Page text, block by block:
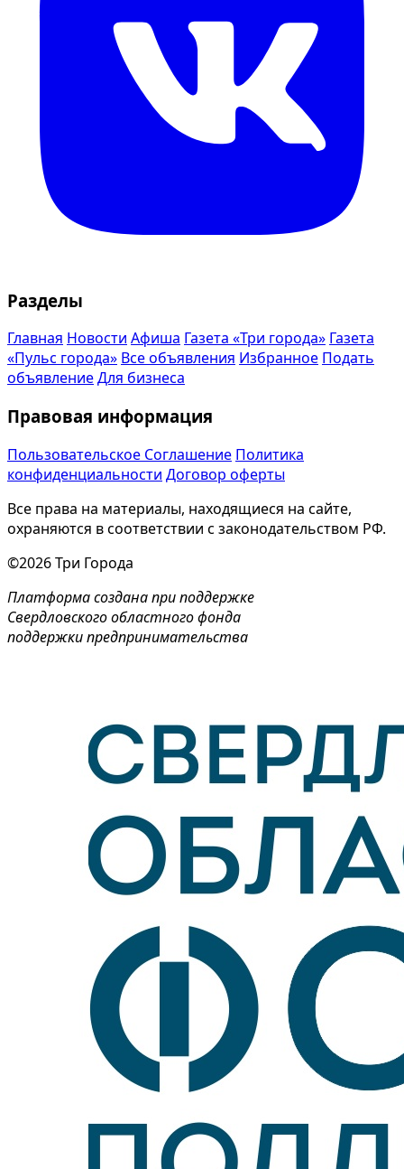
Разделы
Главная Новости Афиша Газета «Три города» Газета
«Пульс города» Все объявления Избранное Подать
объявлениеДля бизнеса
Правовая информация
Пользовательское Соглашение Политика
конфиденциальности Договор оферты
Все права на материалы, находящиеся на сайте,
охраняются в соответствии с законодательством РФ.
©2026 Три Города
Платформа создана при поддержке
Свердловского областного фонда
поддержки предпринимательства